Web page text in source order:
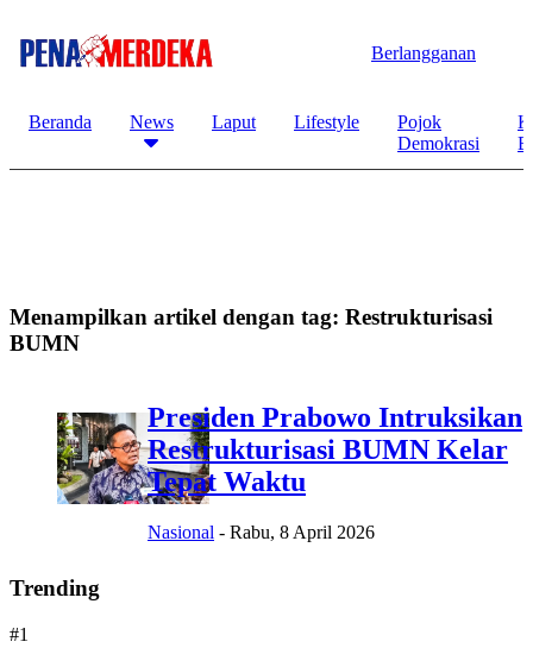
Berlangganan
Beranda News Laput Lifestyle
Pojok
Demokrasi
Menampilkan artikel dengan tag: Restrukturisasi
BUMN
Presiden Prabowo Intruksikan
Restrukturisasi BUMN Kelar
Tepat Waktu
Nasional - Rabu, 8 April 2026
Trending
#1